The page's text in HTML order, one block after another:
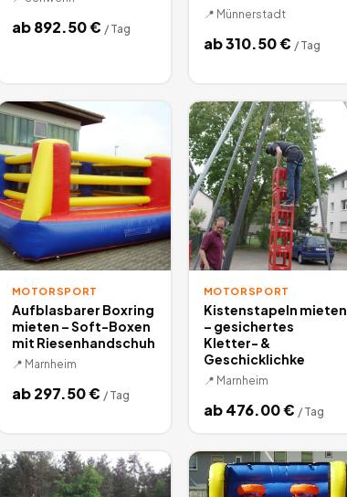
ab892.50€ / Tag
📍 Münnerstadt
ab310.50€ / Tag
MOTORSPORT
Aufblasbarer Boxring
mieten – Soft-Boxen
mit Riesenhandschuh
📍 Marnheim
ab297.50€ / Tag
MOTORSPORT
Kistenstapeln mieten
– gesichertes
Kletter- &
Geschicklichke
📍 Marnheim
ab476.00€ / Tag